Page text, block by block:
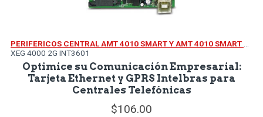
XEG 4000 2G INT3601
Optimice su Comunicación Empresarial:
Tarjeta Ethernet y GPRS Intelbras para
Centrales Telefónicas
106.00